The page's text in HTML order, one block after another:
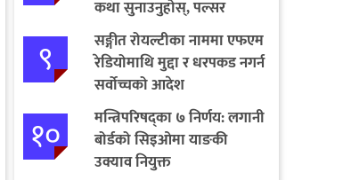
कथा सुनाउनुहोस्, पल्सर
जित्नुहोस्
९
सङ्गीत रोयल्टीका नाममा एफएम
रेडियोमाथि मुद्दा र धरपकड नगर्न
सर्वोच्चको आदेश
१०
मन्त्रिपरिषद्का ७ निर्णय: लगानी
बोर्डको सिइओमा याङकी
उक्याव नियुक्त